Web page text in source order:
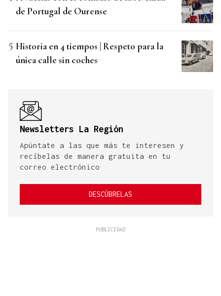
de Portugal de Ourense
Historia en 4 tiempos | Respeto para la
única calle sin coches
Newsletters La Región
Apúntate a las que más te interesen y
recíbelas de manera gratuita en tu
correo electrónico
DESCÚBRELAS